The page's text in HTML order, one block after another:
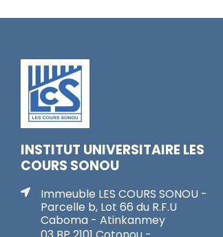
INSTITUT UNIVERSITAIRE LES
COURS SONOU
Immeuble LES COURS SONOU -
Parcelle b, Lot 66 du R.F.U
Caboma - Atinkanmey